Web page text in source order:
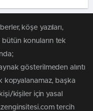
köşe yazıları,
konuların tek
gösterilmeden alıntı
kopyalanamaz, başka
kişiler için yasal
tercih